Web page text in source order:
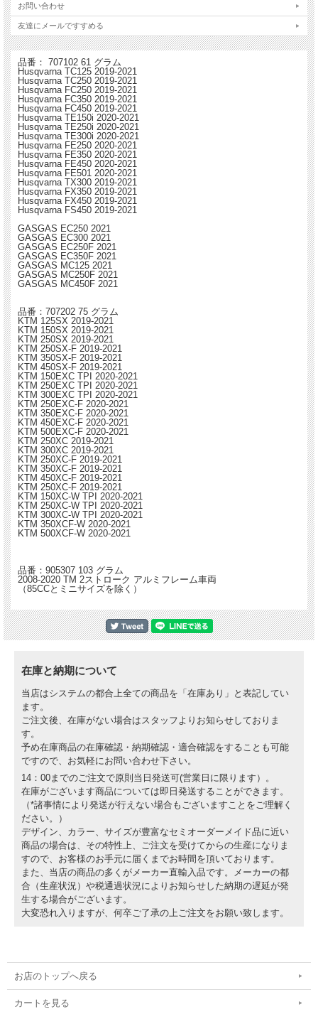
お問い合わせ
友達にメールですすめる
品番： 707102 61 グラム
Husqvarna TC125 2019-2021
Husqvarna TC250 2019-2021
Husqvarna FC250 2019-2021
Husqvarna FC350 2019-2021
Husqvarna FC450 2019-2021
Husqvarna TE150i 2020-2021
Husqvarna TE250i 2020-2021
Husqvarna TE300i 2020-2021
Husqvarna FE250 2020-2021
Husqvarna FE350 2020-2021
Husqvarna FE450 2020-2021
Husqvarna FE501 2020-2021
Husqvarna TX300 2019-2021
Husqvarna FX350 2019-2021
Husqvarna FX450 2019-2021
Husqvarna FS450 2019-2021
GASGAS EC250 2021
GASGAS EC300 2021
GASGAS EC250F 2021
GASGAS EC350F 2021
GASGAS MC125 2021
GASGAS MC250F 2021
GASGAS MC450F 2021
品番：707202 75 グラム
KTM 125SX 2019-2021
KTM 150SX 2019-2021
KTM 250SX 2019-2021
KTM 250SX-F 2019-2021
KTM 350SX-F 2019-2021
KTM 450SX-F 2019-2021
KTM 150EXC TPI 2020-2021
KTM 250EXC TPI 2020-2021
KTM 300EXC TPI 2020-2021
KTM 250EXC-F 2020-2021
KTM 350EXC-F 2020-2021
KTM 450EXC-F 2020-2021
KTM 500EXC-F 2020-2021
KTM 250XC 2019-2021
KTM 300XC 2019-2021
KTM 250XC-F 2019-2021
KTM 350XC-F 2019-2021
KTM 450XC-F 2019-2021
KTM 250XC-F 2019-2021
KTM 150XC-W TPI 2020-2021
KTM 250XC-W TPI 2020-2021
KTM 300XC-W TPI 2020-2021
KTM 350XCF-W 2020-2021
KTM 500XCF-W 2020-2021
品番：905307 103 グラム
2008-2020 TM 2ストローク アルミフレーム車両
（85CCとミニサイズを除く）
在庫と納期について
当店はシステムの都合上全ての商品を「在庫あり」と表記してい
ます。
ご注文後、在庫がない場合はスタッフよりお知らせしておりま
す。
予め在庫商品の在庫確認・納期確認・適合確認をすることも可能
ですので、お気軽にお問い合わせ下さい。
14：00までのご注文で原則当日発送可(営業日に限ります）。
在庫がございます商品については即日発送することができます。
（*諸事情により発送が行えない場合もございますことをご理解く
ださい。）
デザイン、カラー、サイズが豊富なセミオーダーメイド品に近い
商品の場合は、その特性上、ご注文を受けてからの生産になりま
すので、お客様のお手元に届くまでお時間を頂いております。
また、当店の商品の多くがメーカー直輸入品です。メーカーの都
合（生産状況）や税通過状況によりお知らせした納期の遅延が発
生する場合がございます。
大変恐れ入りますが、何卒ご了承の上ご注文をお願い致します。
お店のトップへ戻る
カートを見る